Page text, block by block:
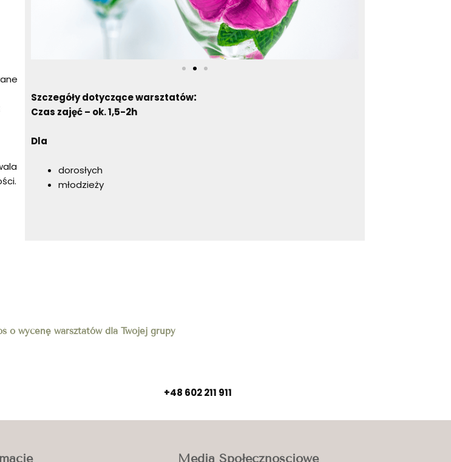
Szczegóły dotyczące warsztatów:
Czas zajęć – ok.1,5-2h
Dla
dorosłych
młodzieży
o wycenę warsztatów dla Twojej grupy
+48 602 211 911
Media Społecznościowe